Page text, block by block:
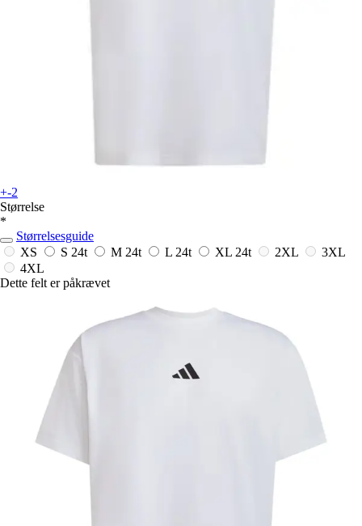
+-2
Størrelse
*
Størrelsesguide
XS
S 24t M 24t L 24t XL 24t 2XL
3XL
4XL
Dette felt er påkrævet